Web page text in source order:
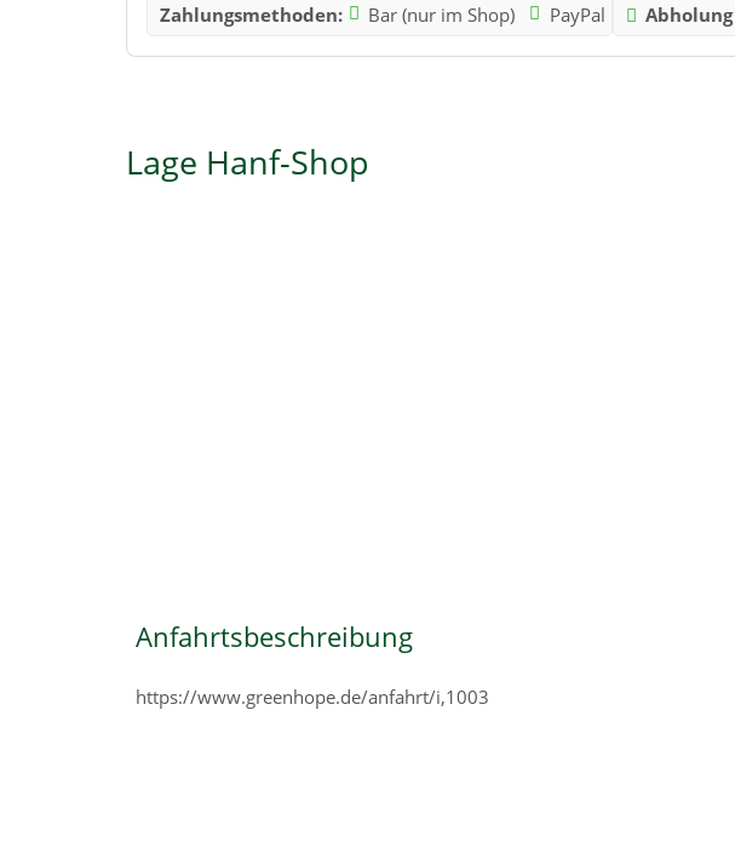
Zahlungsmethoden: Bar (nur im Shop) PayPal Abholung
Lage Hanf-Shop
Anfahrtsbeschreibung
https://www.greenhope.de/anfahrt/i,1003